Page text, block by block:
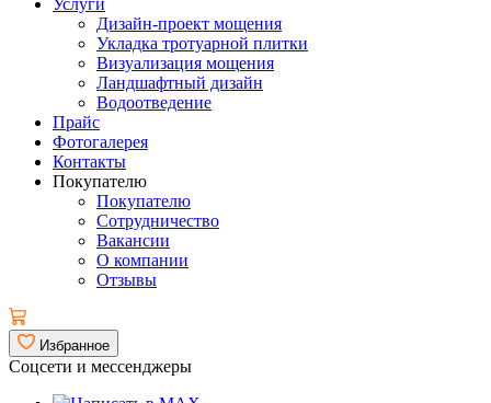
Услуги
Дизайн-проект мощения
Укладка тротуарной плитки
Визуализация мощения
Ландшафтный дизайн
Водоотведение
Прайс
Фотогалерея
Контакты
Покупателю
Покупателю
Сотрудничество
Вакансии
О компании
Отзывы
Избранное
Соцсети и мессенджеры